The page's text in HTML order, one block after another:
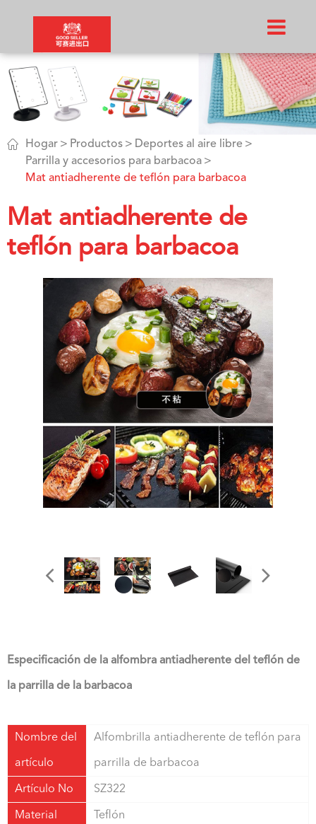
 Hogar Productos
Deportes al aire libre
Parrilla y accesorios para barbacoa
Mat antiadherente de teflón para barbacoa
Mat antiadherente de
teflón para barbacoa
Especificación de la alfombra antiadherente del teflón de
la parrilla de la barbacoa
Nombre del
artículo
Alfombrilla antiadherente de teflón para
parrilla de barbacoa
Artículo No SZ322
Material Teflón